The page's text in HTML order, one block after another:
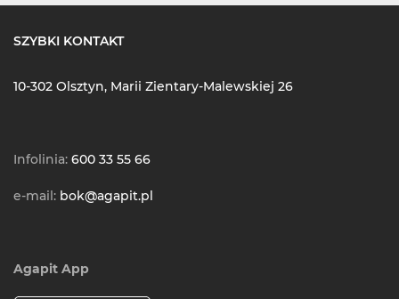
SZYBKI KONTAKT
10-302 Olsztyn, Marii Zientary-Malewskiej 26
Infolinia: 600 33 55 66
e-mail: bok@agapit.pl
Agapit App